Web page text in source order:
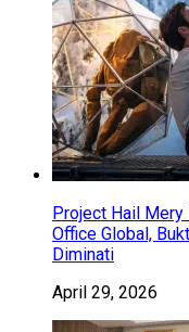
Project Hail Mery
Office Global,
Diminati
April 29, 2026